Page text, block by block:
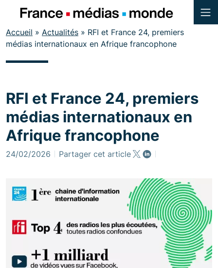
Menu
Contenu
Pied de page
Accueil » Actualités » RFI et France 24, premiers
médias internationaux en Afrique francophone
RFI et France 24, premiers
médias internationaux en
Afrique francophone
24/02/2026 Partager cet article